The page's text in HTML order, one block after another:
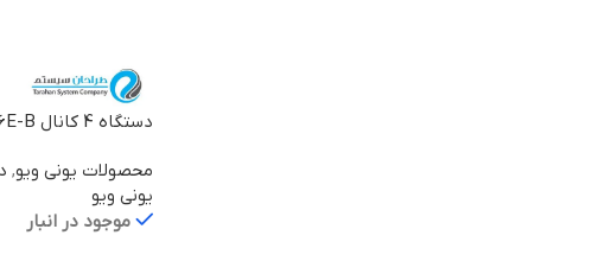
دستگاه 4 کانال NVR304-16E-B
محصولات یونی ویو,
یونی ویو
موجود در انبار